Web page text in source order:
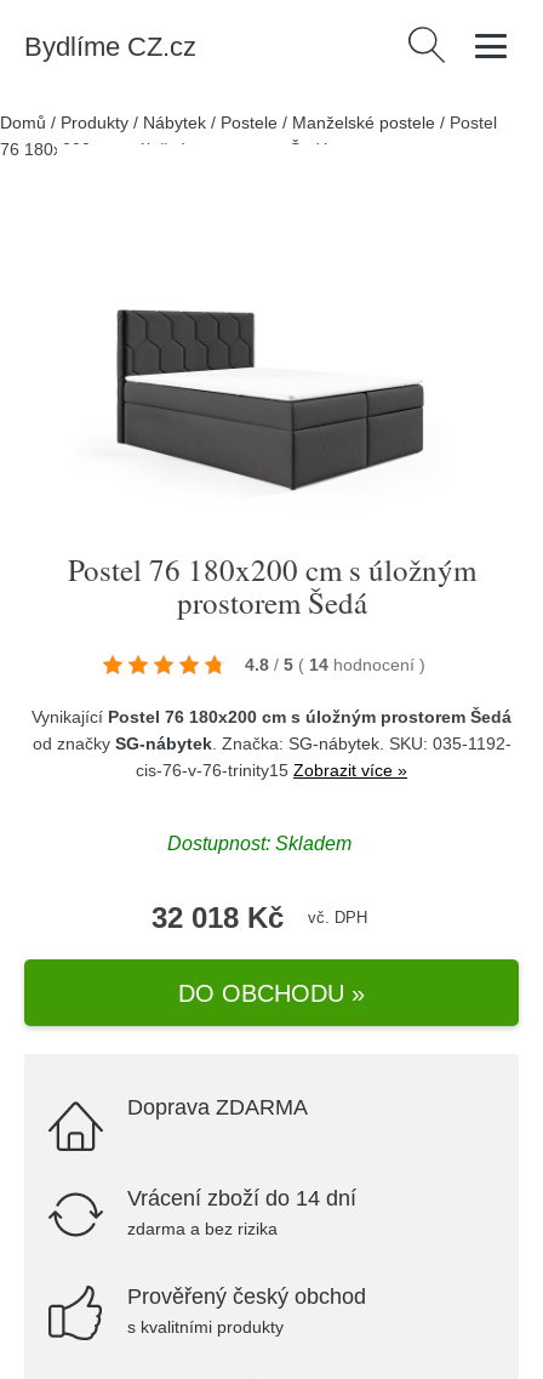
Bydlíme CZ.cz Vyhledávání
Domů / Produkty / Nábytek / Postele / Manželské postele / Postel
76 180x200 cm s úložným prostorem Šedá
Postel 76 180x200 cm s úložným
prostorem Šedá
4.8 / 5 ( 14 hodnocení )
Vynikající Postel 76 180x200 cm s úložným prostorem Šedá
od značky SG-nábytek. Značka: SG-nábytek. SKU: 035-1192-
cis-76-v-76-trinity15 Zobrazit více »
Dostupnost: Skladem
32 018 Kč vč. DPH
DO OBCHODU »
Doprava ZDARMA
Vrácení zboží do 14 dní
zdarma a bez rizika
Prověřený český obchod
s kvalitními produkty